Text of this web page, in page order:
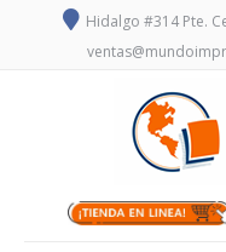
Hidalgo #314 Pte.